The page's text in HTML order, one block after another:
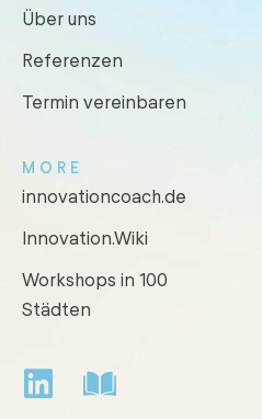
Über uns
Referenzen
Termin vereinbaren
MORE
innovationcoach.de
Innovation.Wiki
Workshops in 100
Städten